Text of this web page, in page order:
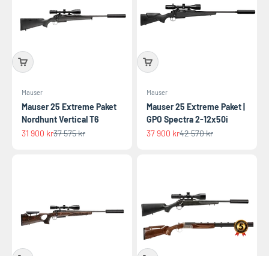
Mauser
Mauser 25 Extreme Paket
Nordhunt Vertical T6
REA-pris
31 900 krPris
37 575 kr
Mauser
Mauser 25 Extreme Paket |
GPO Spectra 2-12x50i
REA-pris
37 900 krPris
42 570 kr